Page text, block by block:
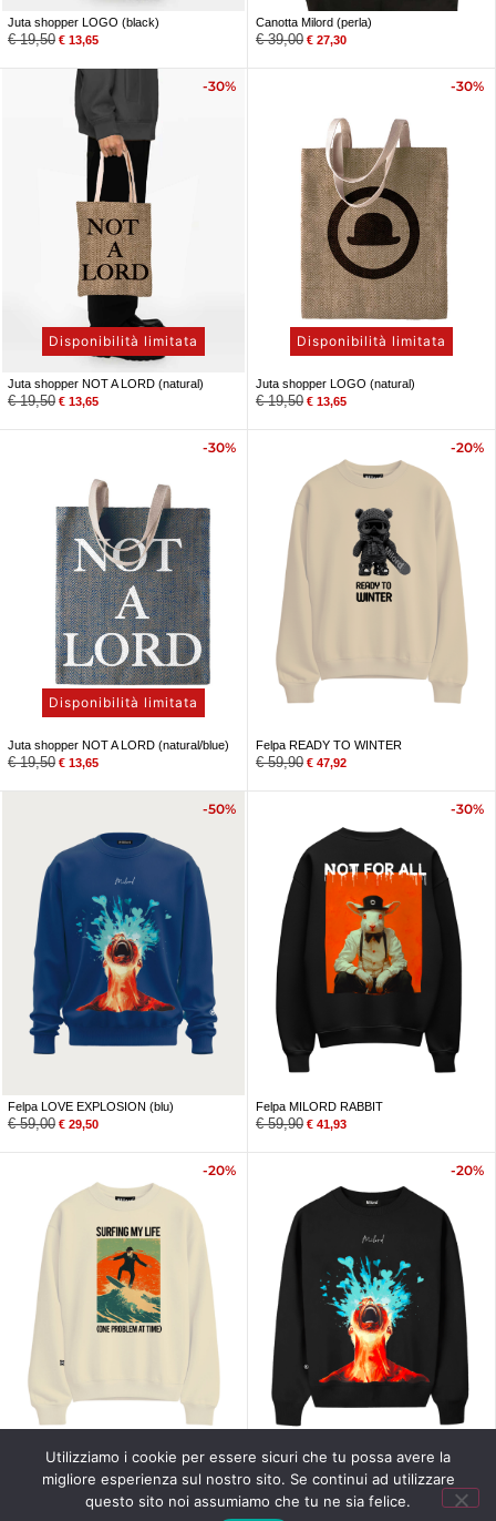
Juta shopper LOGO (black)
€19,50 € 13,65
Canotta Milord (perla)
€39,00 € 27,30
-30%
Disponibilità limitata
Juta shopper NOT A LORD (natural)
€19,50 € 13,65
-30%
Disponibilità limitata
Juta shopper LOGO (natural)
€19,50 € 13,65
-30%
Disponibilità limitata
Juta shopper NOT A LORD (natural/blue)
€19,50 € 13,65
-20%
Felpa READY TO WINTER
€59,90 € 47,92
-50%
Felpa LOVE EXPLOSION (blu)
€59,00 € 29,50
-30%
Felpa MILORD RABBIT
€59,90 € 41,93
-20%
59,00 €47,20
-20%
Felpa LOVE EXPLOSION
€59,90 €47,92
Utilizziamo i cookie per essere sicuri che tu possa avere la
migliore esperienza sul nostro sito. Se continui ad utilizzare
questo sito noi assumiamo che tu ne sia felice.